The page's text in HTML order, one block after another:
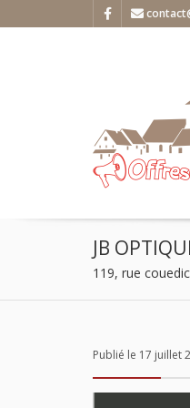
JB
119, rue
Publié le 17 juillet